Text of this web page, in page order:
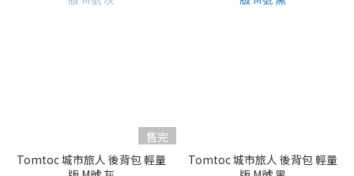
售完
Tomtoc 城市旅人 後背包 輕量
Tomtoc 城市旅人 後背包 輕量